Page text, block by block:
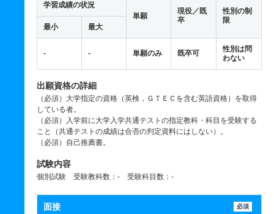
学習成績の状況
単願
現役／既
卒
性別の制
限
最小 最大
- - 単願のみ 既卒可
性別は問
わない
出願資格の詳細
（必須）大学指定の資格（英検，ＧＴＥＣを含む英語資格）を取得
している者。
（必須）入学前に大学入学共通テストの指定教科・科目を受験する
こと（共通テストの成績は合否の判定資料にはしない）。
（必須）自己推薦書。
試験内容
個別試験 受験教科数：- 受験科目数：-
面接 必須